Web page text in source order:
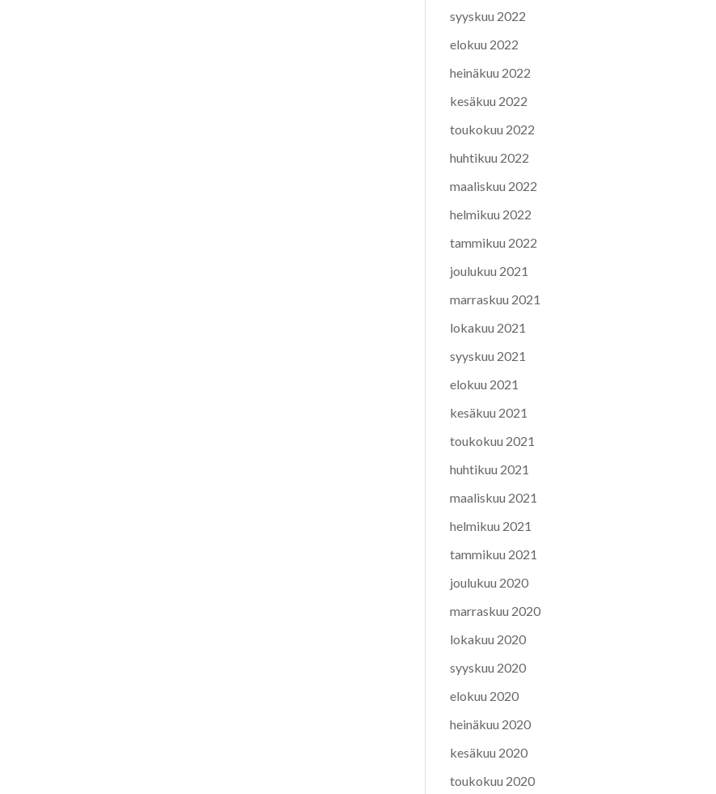
syyskuu 2022
elokuu 2022
heinäkuu 2022
kesäkuu 2022
toukokuu 2022
huhtikuu 2022
maaliskuu 2022
helmikuu 2022
tammikuu 2022
joulukuu 2021
marraskuu 2021
lokakuu 2021
syyskuu 2021
elokuu 2021
kesäkuu 2021
toukokuu 2021
huhtikuu 2021
maaliskuu 2021
helmikuu 2021
tammikuu 2021
joulukuu 2020
marraskuu 2020
lokakuu 2020
syyskuu 2020
elokuu 2020
heinäkuu 2020
kesäkuu 2020
toukokuu 2020